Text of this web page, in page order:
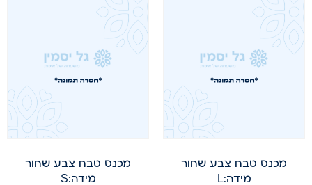
מכנס טבח צבע שחור
מידה:L
מכנס טבח צבע שחור
מידה:S